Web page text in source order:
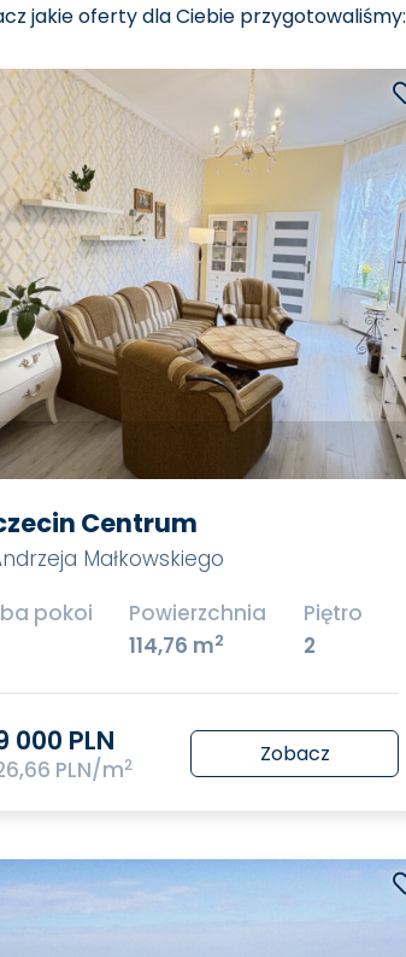
jakie oferty dla Ciebie przygotowaliśmy:
Centrum
Małkowskiego
pokoi
Powierzchnia
114,76 m2
Piętro
2
000 PLN
PLN/m2 Zobacz